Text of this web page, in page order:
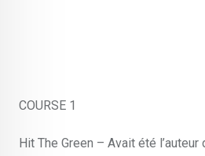
COURSE 1
Hit The Green – Avait été